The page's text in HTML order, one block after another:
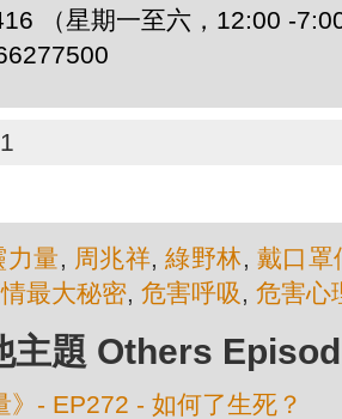
（星期一至六，12:00 -
力量, 周兆祥,綠野林, 戴口罩
最大秘密, 危害呼吸 , 危害心
主題 Others
》- EP272 - 如何了生死？